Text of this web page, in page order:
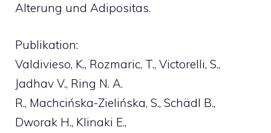
Alterung und Adipositas.
Publikation:
Valdivieso, K., Rozmaric, T., Victorelli, S.,
Jadhav V., Ring N. A.
R., Machcińska-Zielińska, S., Schädl B.,
Dworak H., Klinaki E.,